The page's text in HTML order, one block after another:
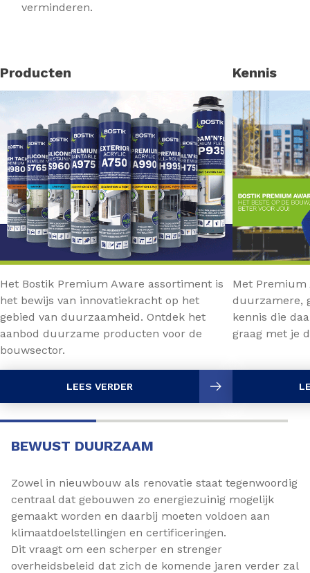
verminderen.
Producten
Het Bostik Premium Aware assortiment is
het bewijs van innovatiekracht op het
gebied van duurzaamheid. Ontdek het
aanbod duurzame producten voor de
bouwsector.
LEES VERDER
Kennis
Met Premium
duurzamere,
kennis die
graag met je
BEWUST DUURZAAM
Zowel in nieuwbouw als renovatie staat tegenwoordig
centraal dat gebouwen zo energiezuinig mogelijk
gemaakt worden en daarbij moeten voldoen aan
klimaatdoelstellingen en certificeringen.
Dit vraagt om een scher­per en strenger
overheidsbeleid dat zich de komende jaren verder zal